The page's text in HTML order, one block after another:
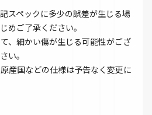
スペックに多少の誤差が生じる場
めご了承ください。
、細かい傷が生じる可能性がござ
い。
産国などの仕様は予告なく変更に